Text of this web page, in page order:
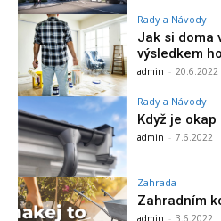
Rady a Návody
Jak si doma
výsledkem
admin - 20.6.2022
Rady a Návody
Když je
admin - 7.6.2022
Zahrada
Zahradním